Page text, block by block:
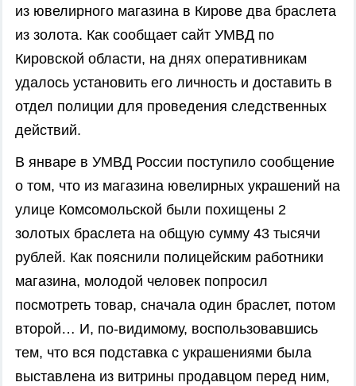
из ювелирного магазина в Кирове два браслета
из золота. Как сообщает сайт УМВД по
Кировской области, на днях оперативникам
удалось установить его личность и доставить в
отдел полиции для проведения следственных
действий.
В январе в УМВД России поступило сообщение
о том, что из магазина ювелирных украшений на
улице Комсомольской были похищены 2
золотых браслета на общую сумму 43 тысячи
рублей. Как пояснили полицейским работники
магазина, молодой человек попросил
посмотреть товар, сначала один браслет, потом
второй… И, по-видимому, воспользовавшись
тем, что вся подставка с украшениями была
выставлена из витрины продавцом перед ним,